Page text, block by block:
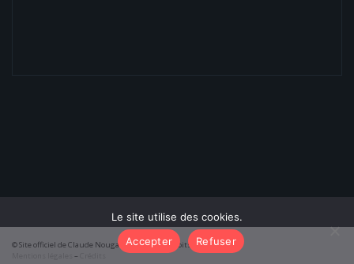
© Site officiel de Claude Nougaro 2026 – Tous droits réservés
–
Le site utilise des cookies.
Accepter
Refuser